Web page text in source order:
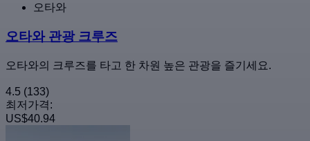
오타와
오타와 관광 크루즈
오타와의 크루즈를 타고 한 차원 높은 관광을 즐기세요.
4.5 (133)
최저가격:
US$40.94